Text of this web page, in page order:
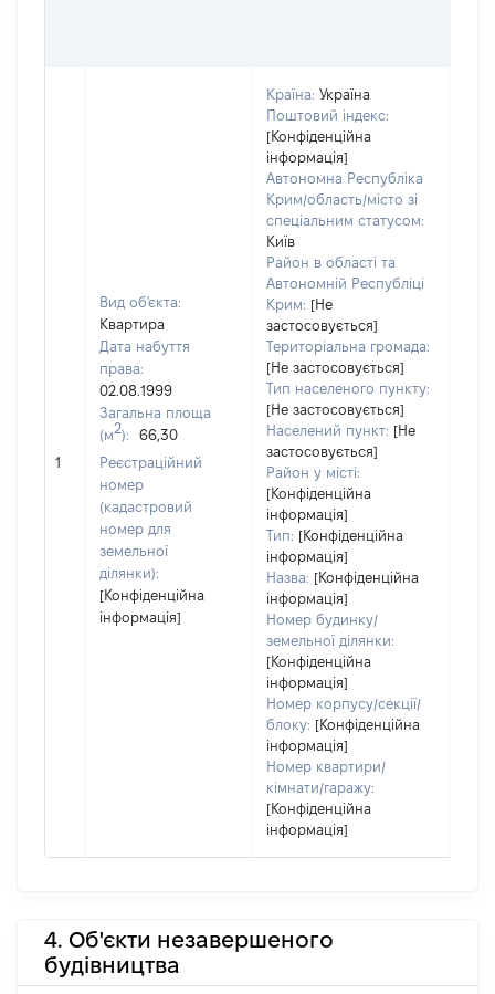
1
Вид об'єкта:
Квартира
Дата набуття
права:
02.08.1999
Загальна площа
(м2):
66,30
Реєстраційний
номер
(кадастровий
номер для
земельної
ділянки):
[Конфіденційна
інформація]
Країна: Україна
Поштовий індекс:
[Конфіденційна
інформація]
Автономна Республіка
Крим/область/місто зі
спеціальним статусом:
Київ
Район в області та
Автономній Республіці
Крим: [Не
застосовується]
Територіальна громада:
[Не застосовується]
Тип населеного пункту:
[Не застосовується]
Населений пункт: [Не
застосовується]
Район у місті:
[Конфіденційна
інформація]
Тип: [Конфіденційна
інформація]
Назва: [Конфіденційна
інформація]
Номер будинку/
земельної ділянки:
[Конфіденційна
інформація]
Номер корпусу/секції/
блоку: [Конфіденційна
інформація]
Номер квартири/
кімнати/гаражу:
[Конфіденційна
інформація]
4. Об'єкти незавершеного
будівництва